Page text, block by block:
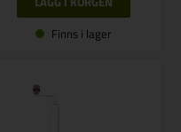
Finns i lager